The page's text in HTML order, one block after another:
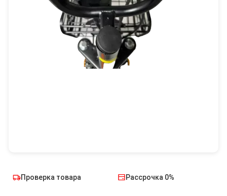
Проверка товара Рассрочка 0%